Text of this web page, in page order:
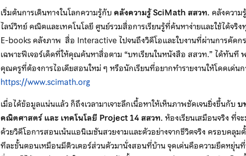
เริ่มต้นการเดินทางในโลกความรู้กับ คลังความรู้ SciMath สสวท. คลังความ
ไลน์วิทย์ คณิตและเทคโนโลยี ศูนย์รวมสื่อการเรียนรู้ที่ค้นหาง่ายและใช้ได้จริ
E-books คลังภาพ สื่อ Interactive ไปจนถึงวิดีโอและใบงานที่ผ่านการคัด
เฉพาะฟีเจอร์เด็ดที่ให้คุณค้นหาสื่อตาม “บทเรียนในหนังสือ สสวท.” ได้ทันที
คุณครูที่ต้องการไอเดียสอนใหม่ ๆ หรือนักเรียนที่อยากทำรายงานให้โดดเด่น
https://www.scimath.org
เมื่อได้ข้อมูลแน่นแล้ว ก็ถึงเวลามาเจาะลึกเนื้อหาให้เห็นภาพชัดเจนยิ่งขึ้นกับบ
คณิตศาสตร์ และ เทคโนโลยี Project 14สสวท.ห้องเรียนเสมือนจริง ที่จ
ด้วยวิดีโอการสอนเน้นแอนิเมชันสวยงามและตัวอย่างจากชีวิตจริง ครอบคลุม
ทีละขั้นตอนเหมือนมีติวเตอร์ส่วนตัวมานั่งสอนที่บ้าน จุดเด่นคือความยืดหยุ่น